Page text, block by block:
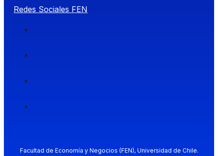
Redes Sociales FEN
Facultad de Economía y Negocios (FEN), Universidad de Chile.